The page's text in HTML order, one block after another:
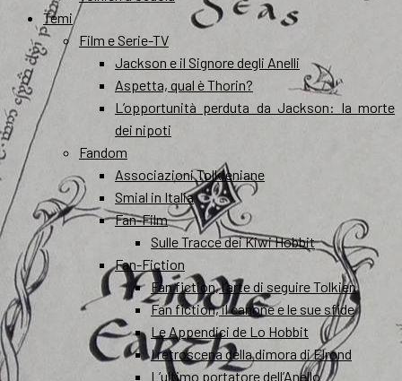
Temi
Film e Serie-TV
Jackson e il Signore degli Anelli
Aspetta, qual è Thorin?
L’opportunità perduta da Jackson: la morte
dei nipoti
Fandom
Associazioni Tolkieniane
Smial in Italia
Fan-Film
Sulle Tracce dei Kiwi Hobbit
Fan-Fiction
Fan fiction, l’arte di seguire Tolkien
Fan fiction, il canone e le sue sfide
Le Appendici de Lo Hobbit
I retroscena della dimora di Elrond
L’ultimo portatore dell’Anello